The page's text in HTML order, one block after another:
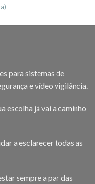
para sistemas de
e vídeo vigilância.
escolha já vai a caminho
a esclarecer todas as
sempre a par das